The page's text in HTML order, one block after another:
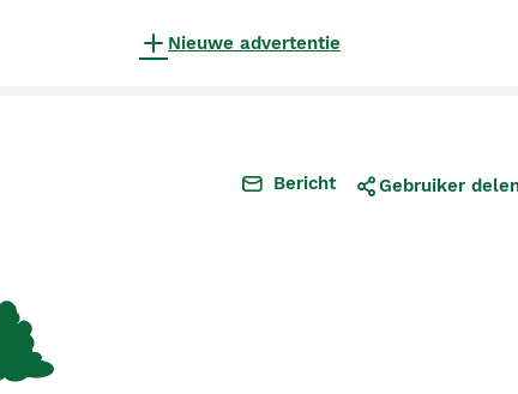
Nieuwe advertentie
Bericht Gebruiker